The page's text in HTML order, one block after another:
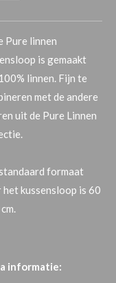
Pure linnen
is gemaakt
linnen. Fijn te
met de andere
uit de Pure Linnen
formaat
kussensloop is 60
informatie: